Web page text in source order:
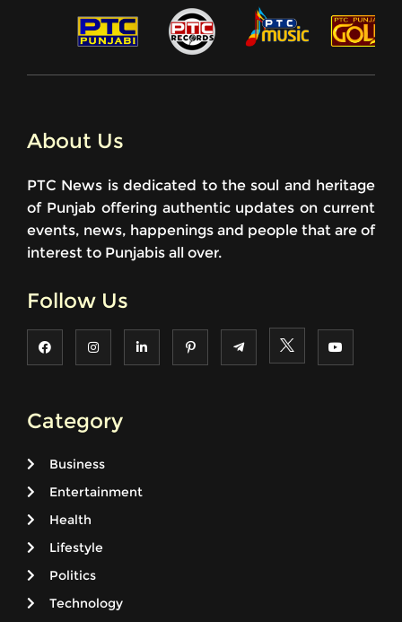
About Us
PTC News is dedicated to the soul and heritage
of Punjab offering authentic updates on current
events, news, happenings and people that are of
interest to Punjabis all over.
Follow Us
Category
Business
Entertainment
Health
Lifestyle
Politics
Technology